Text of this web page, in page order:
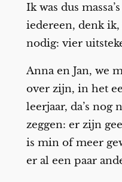
Ik was dus
iedereen, denk ik,
nodig: vier
Anna en Jan, we
over zijn, in het
leerjaar, da’s nog
zeggen: er zijn
is min of meer
er al een paar